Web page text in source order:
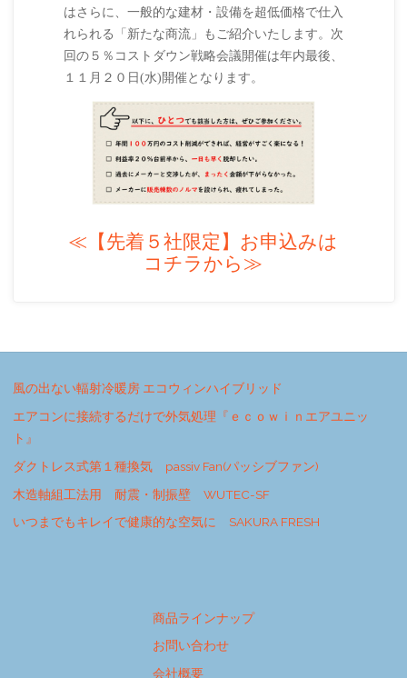
はさらに、一般的な建材・設備を超低価格で仕入
れられる「新たな商流」もご紹介いたします。次
回の５％コストダウン戦略会議開催は年内最後、
１１月２０日(水)開催となります。
≪【先着５社限定】お申込みは
コチラから≫
風の出ない輻射冷暖房 エコウィンハイブリッド
エアコンに接続するだけで外気処理『ｅｃｏｗｉｎエアユニッ
ト』
ダクトレス式第１種換気 passiv Fan(パッシブファン)
木造軸組工法用 耐震・制振壁 WUTEC-SF
いつまでもキレイで健康的な空気に SAKURA FRESH
商品ラインナップ
お問い合わせ
会社概要